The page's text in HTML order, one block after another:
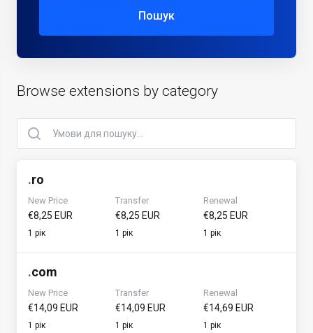
Пошук
Browse extensions by category
.ro
New Price
€8,25 EUR
1 рік
Transfer
€8,25 EUR
1 рік
Renewal
€8,25 EUR
1 рік
.com
New Price
€14,09 EUR
1 рік
Transfer
€14,09 EUR
1 рік
Renewal
€14,69 EUR
1 рік